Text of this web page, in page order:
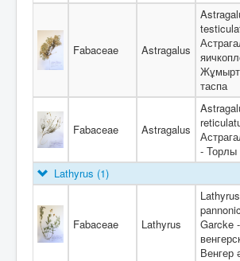
Fabaceae Astragalus
таспа
Fabaceae Astragalus
- Торлы
Lathyrus (1)
Fabaceae Lathyrus
Lathyrus
Garcke
Венгер